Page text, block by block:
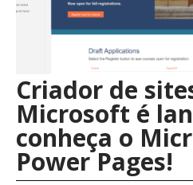
Criador de
Microsoft é
conheça o
Power Pages!